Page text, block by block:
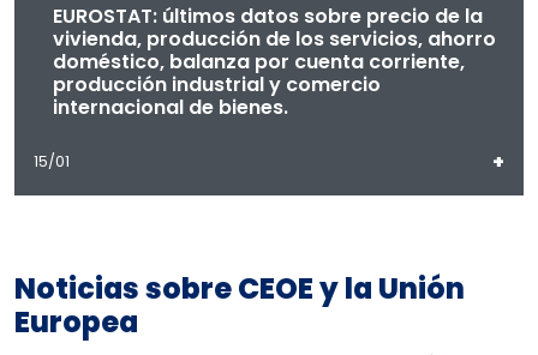
EUROSTAT: últimos datos sobre precio de la
vivienda, producción de los servicios, ahorro
doméstico, balanza por cuenta corriente,
producción industrial y comercio
internacional de bienes.
15/01 +
Noticias sobre CEOE y la Unión
Europea